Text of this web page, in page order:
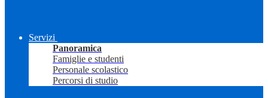
Servizi
Panoramica
Famiglie e studenti
Personale scolastico
Percorsi di studio